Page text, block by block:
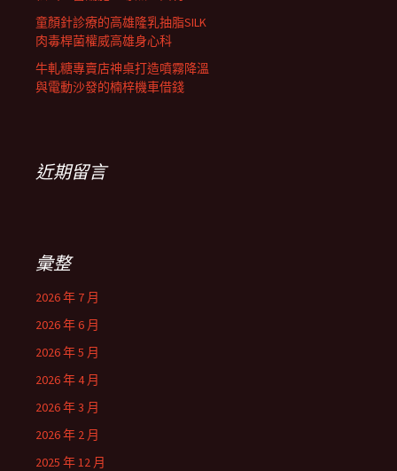
童顏針診療的高雄隆乳抽脂SILK
肉毒桿菌權威高雄身心科
牛軋糖專賣店神桌打造噴霧降溫
與電動沙發的楠梓機車借錢
近期留言
彙整
2026 年 7 月
2026 年 6 月
2026 年 5 月
2026 年 4 月
2026 年 3 月
2026 年 2 月
2025 年 12 月